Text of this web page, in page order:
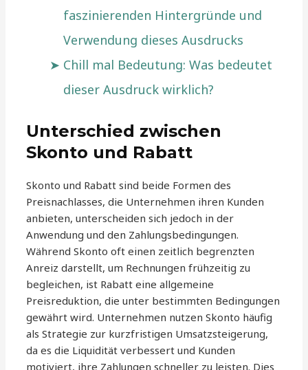
faszinierenden Hintergründe und
Verwendung dieses Ausdrucks
Chill mal Bedeutung: Was bedeutet
dieser Ausdruck wirklich?
Unterschied zwischen
Skonto und Rabatt
Skonto und Rabatt sind beide Formen des
Preisnachlasses, die Unternehmen ihren Kunden
anbieten, unterscheiden sich jedoch in der
Anwendung und den Zahlungsbedingungen.
Während Skonto oft einen zeitlich begrenzten
Anreiz darstellt, um Rechnungen frühzeitig zu
begleichen, ist Rabatt eine allgemeine
Preisreduktion, die unter bestimmten Bedingungen
gewährt wird. Unternehmen nutzen Skonto häufig
als Strategie zur kurzfristigen Umsatzsteigerung,
da es die Liquidität verbessert und Kunden
motiviert, ihre Zahlungen schneller zu leisten. Dies